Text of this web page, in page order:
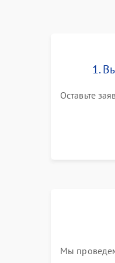
1.
Оставьте
Мы